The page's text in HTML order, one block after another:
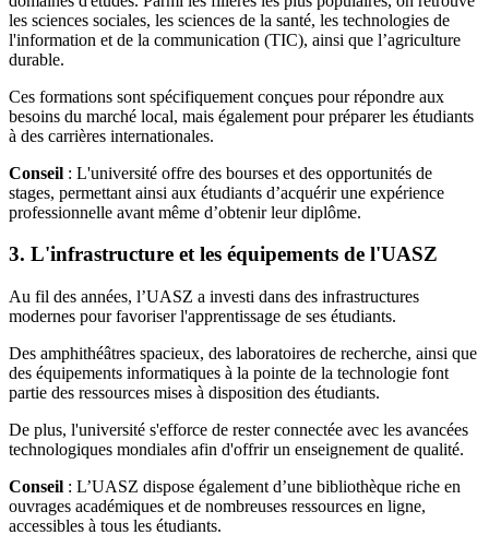
les sciences sociales, les sciences de la santé, les technologies de
l'information et de la communication (TIC), ainsi que l’agriculture
durable.
Ces formations sont spécifiquement conçues pour répondre aux
besoins du marché local, mais également pour préparer les étudiants
à des carrières internationales.
Conseil : L'université offre des bourses et des opportunités de
stages, permettant ainsi aux étudiants d’acquérir une expérience
professionnelle avant même d’obtenir leur diplôme.
3. L'infrastructure et les équipements de l'UASZ
Au fil des années, l’UASZ a investi dans des infrastructures
modernes pour favoriser l'apprentissage de ses étudiants.
Des amphithéâtres spacieux, des laboratoires de recherche, ainsi que
des équipements informatiques à la pointe de la technologie font
partie des ressources mises à disposition des étudiants.
De plus, l'université s'efforce de rester connectée avec les avancées
technologiques mondiales afin d'offrir un enseignement de qualité.
Conseil : L’UASZ dispose également d’une bibliothèque riche en
ouvrages académiques et de nombreuses ressources en ligne,
accessibles à tous les étudiants.